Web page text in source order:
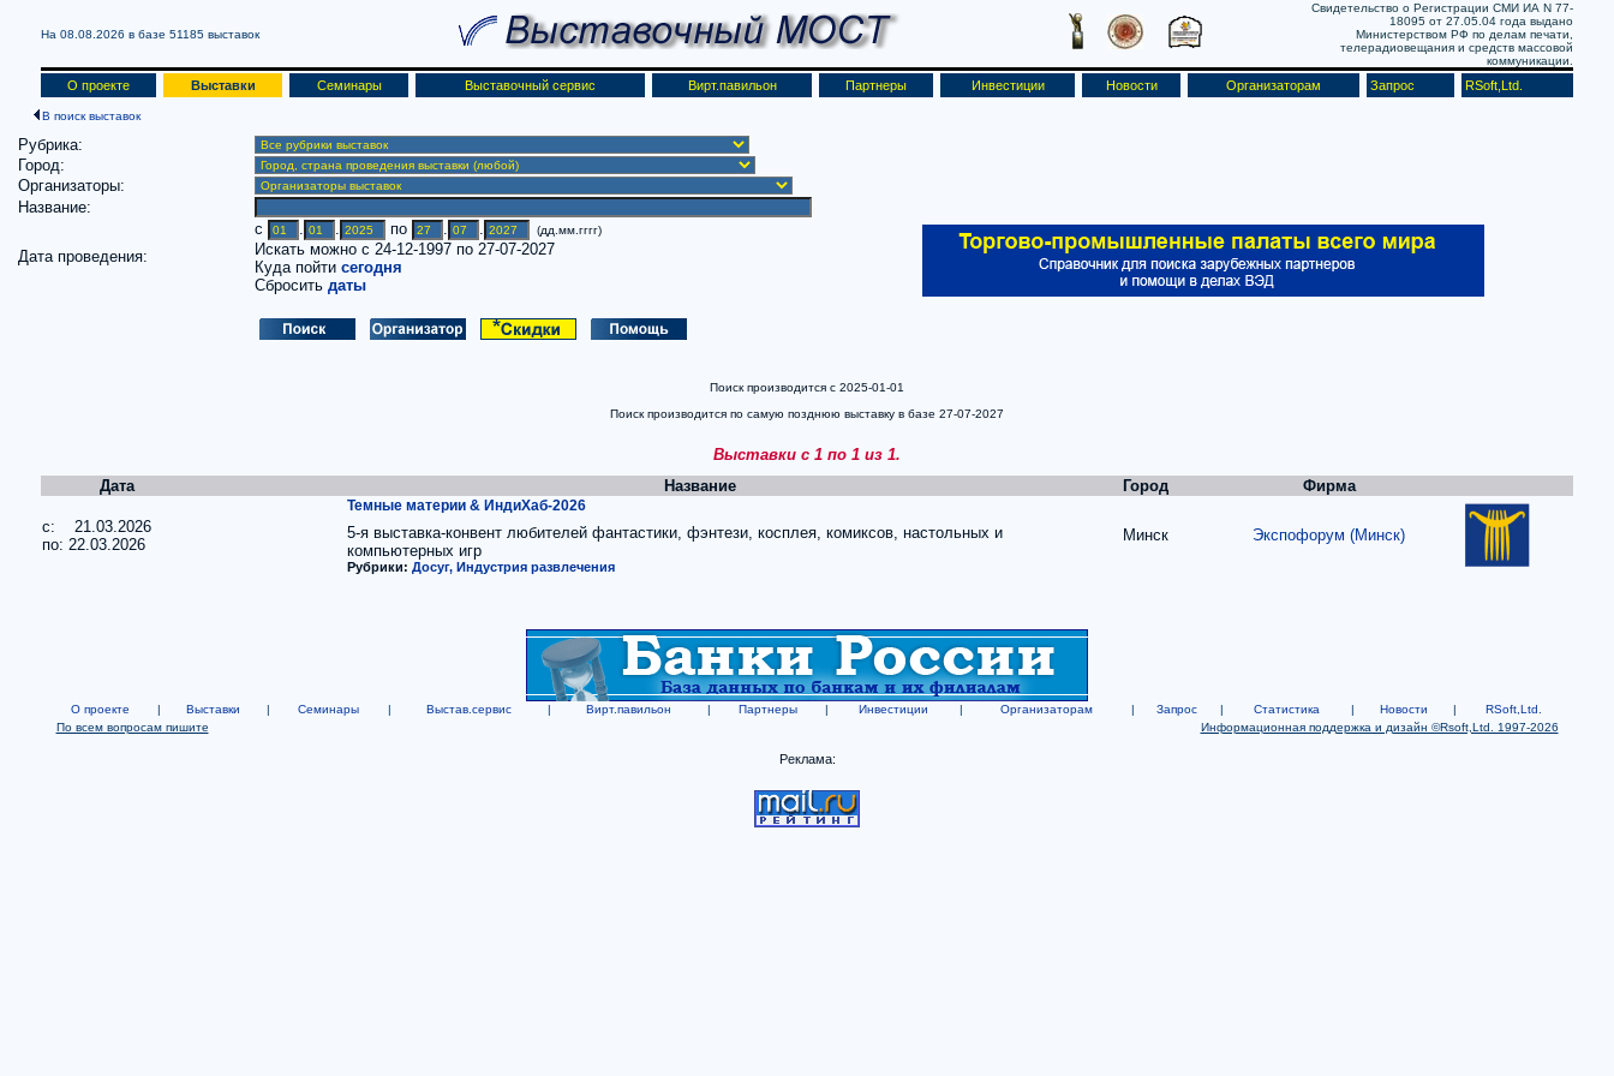
На 08.08.2026 в базе 51185 выставок
Свидетельство о Регистрации СМИ ИА N 77-
18095 от 27.05.04 года выдано
Министерством РФ по делам печати,
телерадиовещания и средств массовой
коммуникации.
О проекте Выставки Семинары Выставочный сервис Вирт.павильон Партнеры Инвестиции Новости Организаторам Запрос RSoft,Ltd.
В поиск выставок
Рубрика:
Город:
Организаторы:
Название:
Дата проведения:
c . . по . . (дд.мм.гггг)
Искать можно с 24-12-1997 по 27-07-2027
Куда пойти сегодня
Сбросить даты
Поиск производится с 2025-01-01
Поиск производится по самую позднюю выставку в базе 27-07-2027
Выставки с 1 по 1 из 1.
Дата
Название Город Фирма
c: 21.03.2026
по: 22.03.2026
Темные материи & ИндиХаб-2026
5-я выставка-конвент любителей фантастики, фэнтези, косплея, комиксов, настольных и
компьютерных игр
Рубрики: Досуг, Индустрия развлечения
Минск Экспофорум (Минск)
О проекте | Выставки | Семинары | Выстав.сервис | Вирт.павильон | Партнеры | Инвестиции | Организаторам | Запрос | Статистика | Новости |
RSoft,Ltd.
По всем вопросам пишите
Информационная поддержка и дизайн ©Rsoft,Ltd. 1997-2026
Реклама: